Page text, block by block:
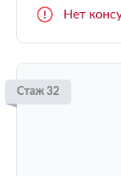
Нет
Стаж 32